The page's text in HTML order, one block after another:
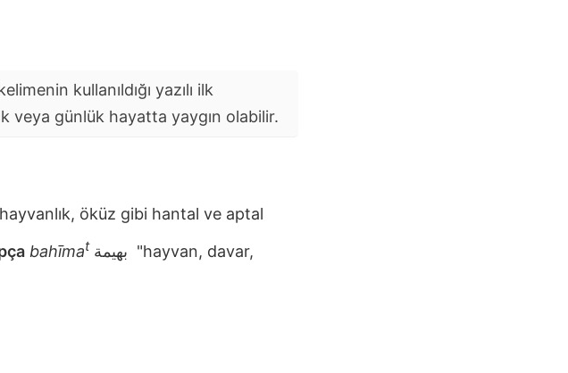
kullanıldığı yazılı ilk
veya günlük hayatta yaygın olabilir.
öküz gibi hantal ve aptal
bahīmat
"hayvan, davar,